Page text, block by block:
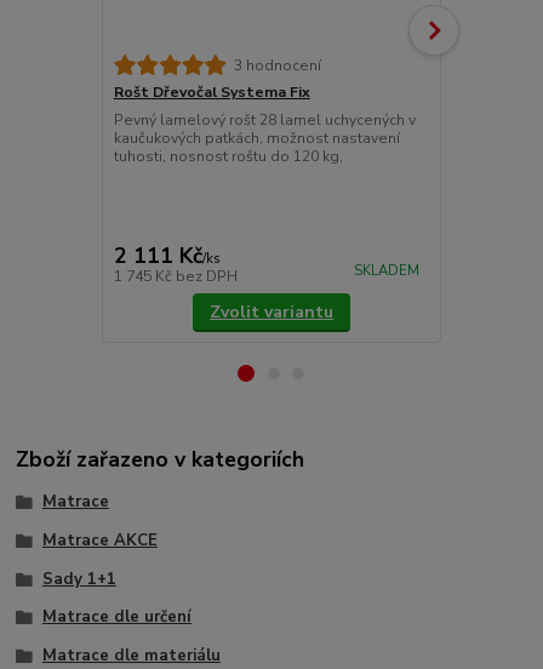
3 hodnocení
Rošt Dřevočal Systema Fix
Pevný lamelový rošt 28 lamel uchycených v
kaučukových patkách, možnost nastavení
tuhosti, nosnost roštu do 120 kg,
2 111 Kč/ks
1 745 Kč bez DPH SKLADEM
Zvolit variantu
Zboží zařazeno v kategoriích
Matrace
Matrace AKCE
Sady 1+1
Matrace dle určení
Matrace dle materiálu